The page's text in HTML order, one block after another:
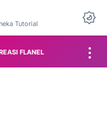
Tutorial
FLANEL